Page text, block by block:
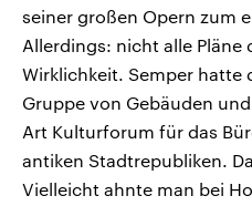
seiner großen Opern zum
Allerdings: nicht alle Pläne
Wirklichkeit. Semper hatte
Gruppe von Gebäuden
Art Kulturforum für das
antiken Stadtrepubliken.
Vielleicht ahnte man bei